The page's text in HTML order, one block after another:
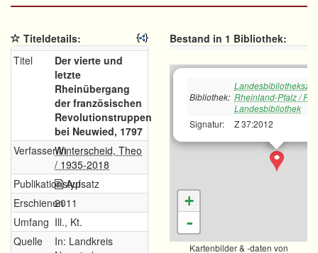
Titeldetails:
Titel
Der vierte und
letzte
Rheinübergang
der französischen
Revolutionstruppen
bei Neuwied, 1797
Verfasser/inWinterscheid, Theo
/ 1935-2018
PublikationstypAufsatz
Erschienen2011
Umfang Ill., Kt.
Quelle
In: Landkreis
Bestand in 1 Bibliothek:
Bibliothek: Rheinland-Pfalz /
Landesbibliothek
Signatur:
Z 37:2012
+
-
Kartenbilder & -daten von